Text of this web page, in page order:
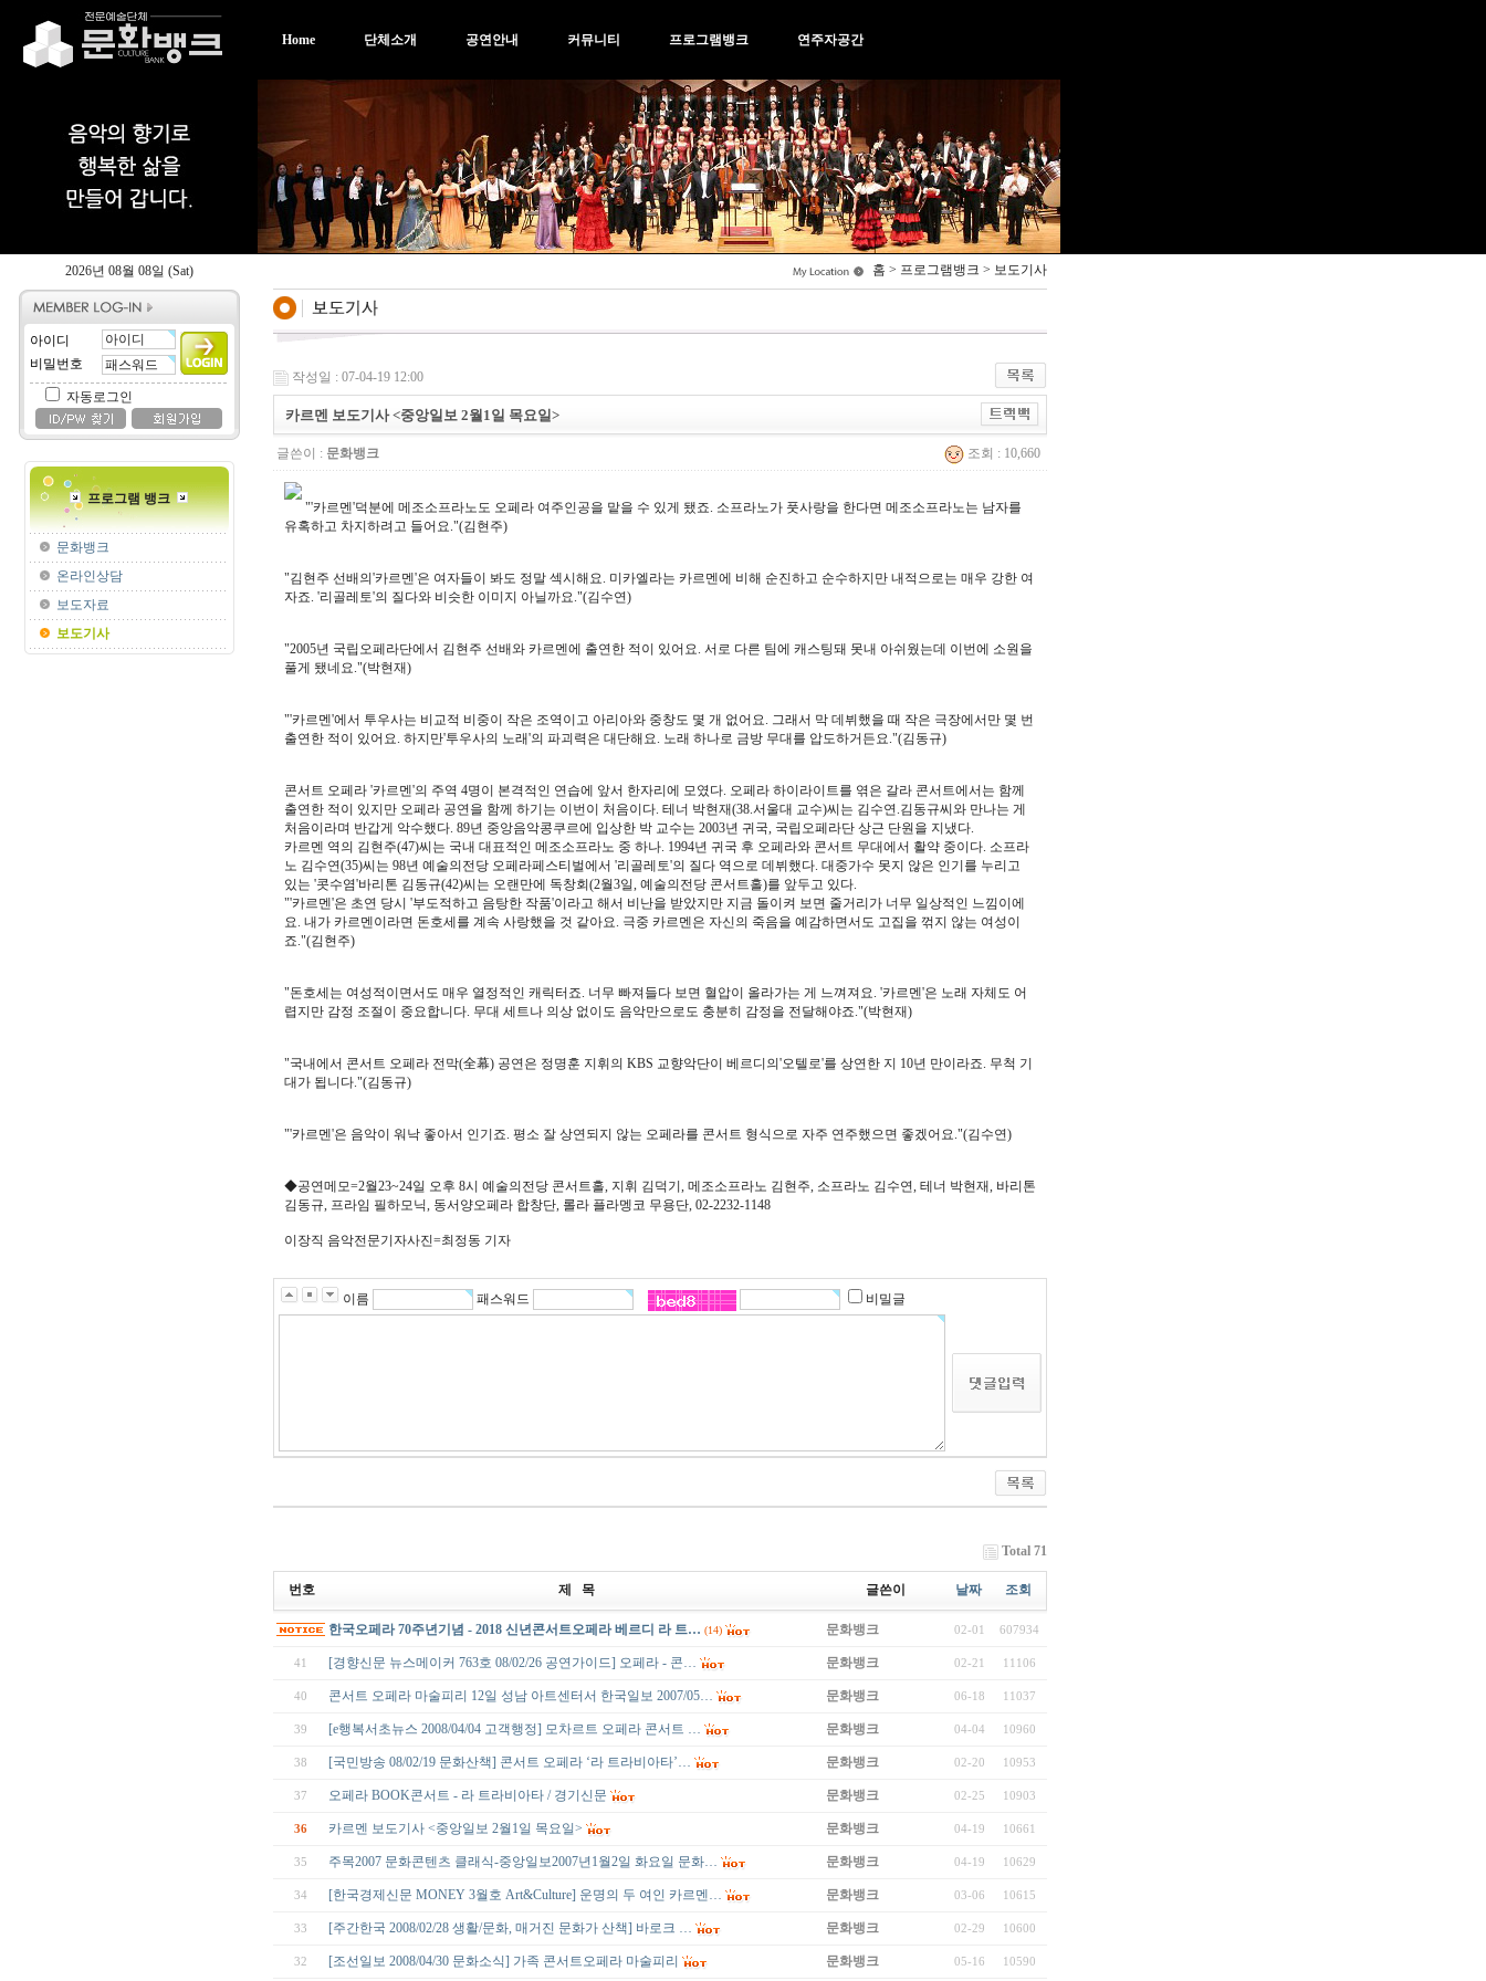
Home 단체소개 공연안내 커뮤니티 프로그램뱅크 연주자공간
2026년 08월 08일 (Sat)
아이디
비밀번호
자동로그인
프로그램 뱅크
문화뱅크
온라인상담
보도자료
보도기사
홈 > 프로그램뱅크 > 보도기사
작성일 : 07-04-19 12:00
카르멘 보도기사 <중앙일보 2월1일 목요일>
글쓴이 : 문화뱅크 조회 : 10,660
"'카르멘'덕분에 메조소프라노도 오페라 여주인공을 맡을 수 있게 됐죠. 소프라노가 풋사랑을 한다면 메조소프라노는 남자를
유혹하고 차지하려고 들어요."(김현주)
"김현주 선배의'카르멘'은 여자들이 봐도 정말 섹시해요. 미카엘라는 카르멘에 비해 순진하고 순수하지만 내적으로는 매우 강한 여
자죠. '리골레토'의 질다와 비슷한 이미지 아닐까요."(김수연)
"2005년 국립오페라단에서 김현주 선배와 카르멘에 출연한 적이 있어요. 서로 다른 팀에 캐스팅돼 못내 아쉬웠는데 이번에 소원을
풀게 됐네요."(박현재)
"'카르멘'에서 투우사는 비교적 비중이 작은 조역이고 아리아와 중창도 몇 개 없어요. 그래서 막 데뷔했을 때 작은 극장에서만 몇 번
출연한 적이 있어요. 하지만'투우사의 노래'의 파괴력은 대단해요. 노래 하나로 금방 무대를 압도하거든요."(김동규)
콘서트 오페라 '카르멘'의 주역 4명이 본격적인 연습에 앞서 한자리에 모였다. 오페라 하이라이트를 엮은 갈라 콘서트에서는 함께
출연한 적이 있지만 오페라 공연을 함께 하기는 이번이 처음이다. 테너 박현재(38.서울대 교수)씨는 김수연.김동규씨와 만나는 게
처음이라며 반갑게 악수했다. 89년 중앙음악콩쿠르에 입상한 박 교수는 2003년 귀국, 국립오페라단 상근 단원을 지냈다.
카르멘 역의 김현주(47)씨는 국내 대표적인 메조소프라노 중 하나. 1994년 귀국 후 오페라와 콘서트 무대에서 활약 중이다. 소프라
노 김수연(35)씨는 98년 예술의전당 오페라페스티벌에서 '리골레토'의 질다 역으로 데뷔했다. 대중가수 못지 않은 인기를 누리고
있는 '콧수염'바리톤 김동규(42)씨는 오랜만에 독창회(2월3일, 예술의전당 콘서트홀)를 앞두고 있다.
"'카르멘'은 초연 당시 '부도적하고 음탕한 작품'이라고 해서 비난을 받았지만 지금 돌이켜 보면 줄거리가 너무 일상적인 느낌이에
요. 내가 카르멘이라면 돈호세를 계속 사랑했을 것 같아요. 극중 카르멘은 자신의 죽음을 예감하면서도 고집을 꺾지 않는 여성이
죠."(김현주)
"돈호세는 여성적이면서도 매우 열정적인 캐릭터죠. 너무 빠져들다 보면 혈압이 올라가는 게 느껴져요. '카르멘'은 노래 자체도 어
렵지만 감정 조절이 중요합니다. 무대 세트나 의상 없이도 음악만으로도 충분히 감정을 전달해야죠."(박현재)
"국내에서 콘서트 오페라 전막(全幕) 공연은 정명훈 지휘의 KBS 교향악단이 베르디의'오텔로'를 상연한 지 10년 만이라죠. 무척 기
대가 됩니다."(김동규)
"'카르멘'은 음악이 워낙 좋아서 인기죠. 평소 잘 상연되지 않는 오페라를 콘서트 형식으로 자주 연주했으면 좋겠어요."(김수연)
◆공연메모=2월23~24일 오후 8시 예술의전당 콘서트홀, 지휘 김덕기, 메조소프라노 김현주, 소프라노 김수연, 테너 박현재, 바리톤
김동규, 프라임 필하모닉, 동서양오페라 합창단, 롤라 플라멩코 무용단, 02-2232-1148
이장직 음악전문기자사진=최정동 기자
이름 패스워드 비밀글
Total 71
번호 제 목 글쓴이 날짜 조회
한국오페라 70주년기념 - 2018 신년콘서트오페라 베르디 라 트… (14) 문화뱅크 02-01 607934
41 [경향신문 뉴스메이커 763호 08/02/26 공연가이드] 오페라 - 콘… 문화뱅크 02-21 11106
40 콘서트 오페라 마술피리 12일 성남 아트센터서 한국일보 2007/05… 문화뱅크 06-18 11037
39 [e행복서초뉴스 2008/04/04 고객행정] 모차르트 오페라 콘서트 … 문화뱅크 04-04 10960
38 [국민방송 08/02/19 문화산책] 콘서트 오페라 ‘라 트라비아타’… 문화뱅크 02-20 10953
37 오페라 BOOK콘서트 - 라 트라비아타 / 경기신문 문화뱅크 02-25 10903
36 카르멘 보도기사 <중앙일보 2월1일 목요일> 문화뱅크 04-19 10661
35 주목2007 문화콘텐츠 클래식-중앙일보2007년1월2일 화요일 문화… 문화뱅크 04-19 10629
34 [한국경제신문 MONEY 3월호 Art&Culture] 운명의 두 여인 카르멘… 문화뱅크 03-06 10615
33 [주간한국 2008/02/28 생활/문화, 매거진 문화가 산책] 바로크 … 문화뱅크 02-29 10600
32 [조선일보 2008/04/30 문화소식] 가족 콘서트오페라 마술피리 문화뱅크 05-16 10590